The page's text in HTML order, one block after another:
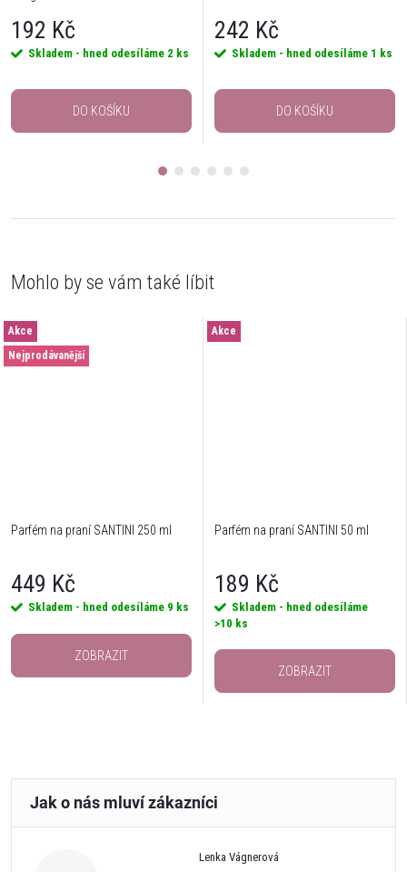
192 Kč
Skladem - hned odesíláme 2 ks
DO KOŠÍKU
242 Kč
Skladem - hned odesíláme 1 ks
DO KOŠÍKU
Akce
Nejprodávanější
Parfém na praní SANTINI 250 ml
449 Kč
Skladem - hned odesíláme 9 ks
ZOBRAZIT
Akce
Parfém na praní SANTINI 50 ml
189 Kč
Skladem - hned odesíláme
>10 ks
ZOBRAZIT
Lenka Vágnerová